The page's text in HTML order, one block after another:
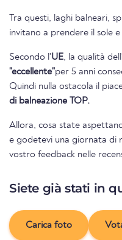
Tra questi, laghi balneari,
invitano a prendere il sole e
Secondo l'UE, la qualità
"eccellente"per 5 anni consecutivi. per cinque
Quindi nulla ostacola il
di balneazione TOP.
Allora, cosa state
e godetevi una giornata di
vostro feedback nelle
Siete già stati in
Carica foto